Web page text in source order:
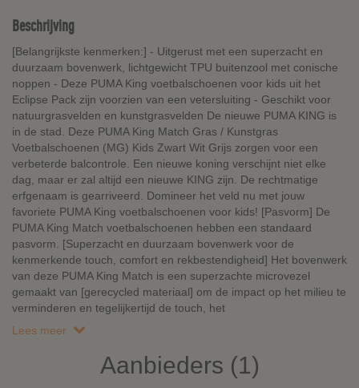
Beschrijving
[Belangrijkste kenmerken:] - Uitgerust met een superzacht en
duurzaam bovenwerk, lichtgewicht TPU buitenzool met conische
noppen - Deze PUMA King voetbalschoenen voor kids uit het
Eclipse Pack zijn voorzien van een vetersluiting - Geschikt voor
natuurgrasvelden en kunstgrasvelden De nieuwe PUMA KING is
in de stad. Deze PUMA King Match Gras / Kunstgras
Voetbalschoenen (MG) Kids Zwart Wit Grijs zorgen voor een
verbeterde balcontrole. Een nieuwe koning verschijnt niet elke
dag, maar er zal altijd een nieuwe KING zijn. De rechtmatige
erfgenaam is gearriveerd. Domineer het veld nu met jouw
favoriete PUMA King voetbalschoenen voor kids! [Pasvorm] De
PUMA King Match voetbalschoenen hebben een standaard
pasvorm. [Superzacht en duurzaam bovenwerk voor de
kenmerkende touch, comfort en rekbestendigheid] Het bovenwerk
van deze PUMA King Match is een superzachte microvezel
gemaakt van [gerecycled materiaal] om de impact op het milieu te
verminderen en tegelijkertijd de touch, het
Lees meer
Aanbieders (1)